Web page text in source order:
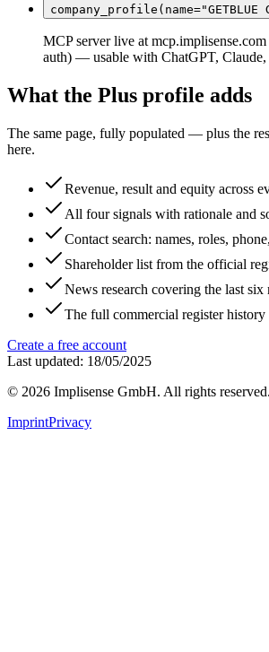
company_profile(name="GETBLUE
MCP server live at
auth) — usable with ChatGPT, Claude,
What the Plus profile adds
The same page, fully populated — plus the
here.
Revenue, result and equity across
All four signals with rationale and
Contact search: names, roles,
Shareholder list from the official
News research covering the last six
The full commercial register history
Create a free account
Last updated: 18/05/2025
© 2026 Implisense GmbH. All rights reserved.
ImprintPrivacy